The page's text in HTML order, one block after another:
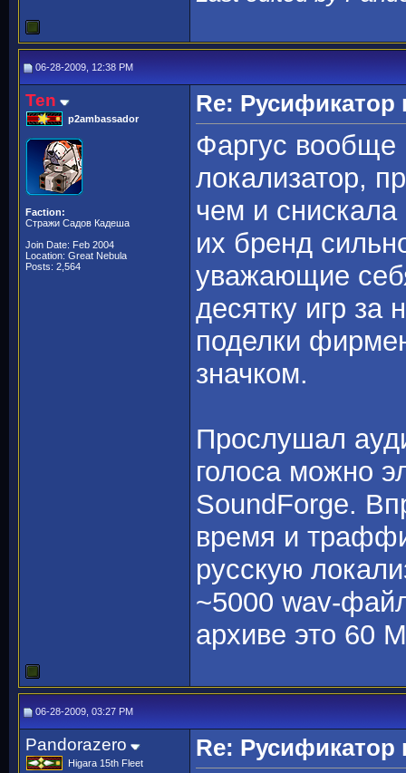
06-28-2009, 12:38 PM
Ten
p2ambassador
Faction:
Стражи Садов Кадеша
Join Date: Feb 2004
Location: Great Nebula
Posts: 2,564
Re: Русификатор
Фаргус вообще
локализатор,
чем и
их бренд
уважающие
десятку игр за
поделки
значком.
Прослушал
голоса можно
SoundForge.
время и
русскую
~5000 wav-
архиве это 60
06-28-2009, 03:27 PM
Pandorazero
Higara 15th Fleet
Re: Русификатор